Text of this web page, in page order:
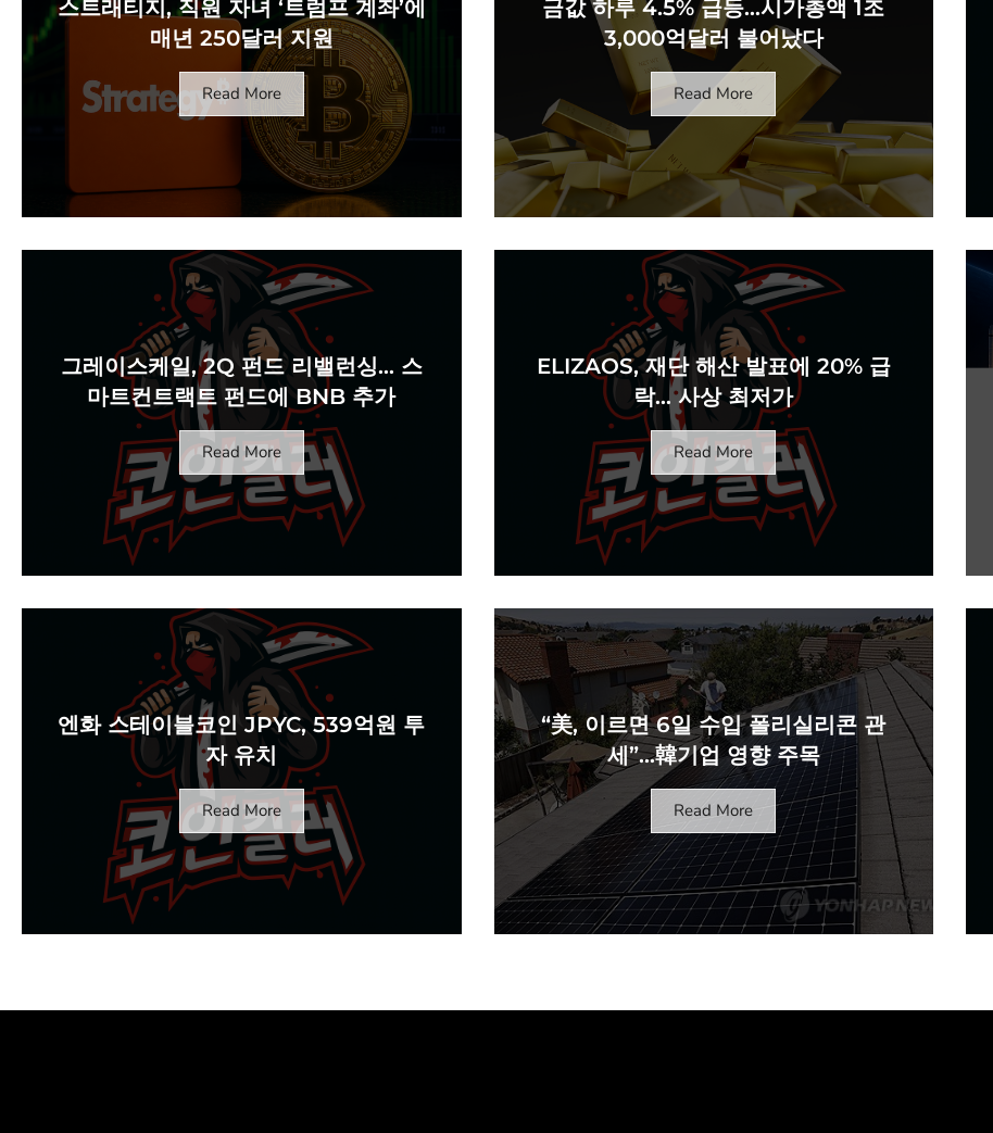
스트래티지, 직원 자녀 ‘트럼프 계좌’에
매년 250달러 지원
Read More
금값 하루 4.5% 급등…시가총액 1조
3,000억달러 불어났다
Read More
그레이스케일, 2Q 펀드 리밸런싱… 스
마트컨트랙트 펀드에 BNB 추가
Read More
ELIZAOS, 재단 해산 발표에 20% 급
락… 사상 최저가
Read More
엔화 스테이블코인 JPYC, 539억원 투
자 유치
Read More
“美, 이르면 6일 수입 폴리실리콘 관
세”…韓기업 영향 주목
Read More